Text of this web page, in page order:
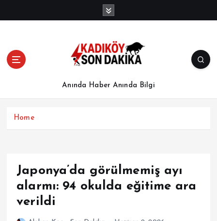
Anında Haber Anında Bilgi
Home
Japonya’da görülmemiş ayı
alarmı: 94 okulda eğitime ara
verildi